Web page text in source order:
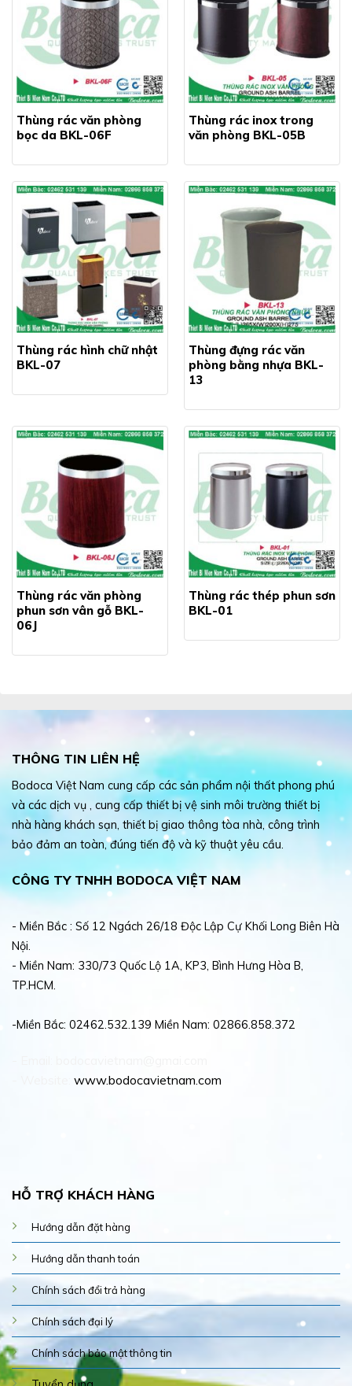
Thùng rác văn phòng
bọc da BKL-06F
Thùng rác inox trong
văn phòng BKL-05B
Thùng rác hình chữ nhật
BKL-07
Thùng đựng rác văn
phòng bằng nhựa BKL-
13
Thùng rác văn phòng
phun sơn vân gỗ BKL-
06J
Thùng rác thép phun sơn
BKL-01
THÔNG TIN LIÊN HỆ
Bodoca Việt Nam cung cấp các sản phẩm nội thất phong phú
và các dịch vụ , cung cấp thiết bị vệ sinh môi trường thiết bị
nhà hàng khách sạn, thiết bị giao thông tòa nhà, công trình
bảo đảm an toàn, đúng tiến độ và kỹ thuật yêu cầu.
CÔNG TY TNHH BODOCA VIỆT NAM
- Miền Bắc : Số 12 Ngách 26/18 Độc Lập Cự Khối Long Biên Hà
Nội.
- Miền Nam: 330/73 Quốc Lộ 1A, KP3, Bình Hưng Hòa B,
TP.HCM.
-Miền Bắc: 02462.532.139 Miền Nam: 02866.858.372
www.bodocavietnam.com
HỖ TRỢ KHÁCH HÀNG
Hướng dẫn đặt hàng
Hướng dẫn thanh toán
Chính sách đổi trả hàng
Chính sách đại lý
Chính sách bảo mật thông tin